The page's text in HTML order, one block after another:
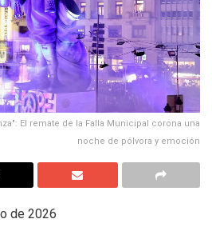
El remate de la Falla Municipal corona una
noche de pólvora y emoción
de 2026